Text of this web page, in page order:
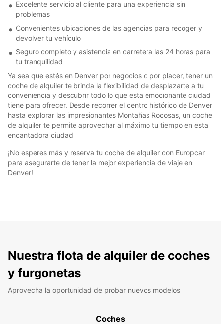
Excelente servicio al cliente para una experiencia sin
problemas
Convenientes ubicaciones de las agencias para recoger y
devolver tu vehículo
Seguro completo y asistencia en carretera las 24 horas para
tu tranquilidad
Ya sea que estés en Denver por negocios o por placer, tener un
coche de alquiler te brinda la flexibilidad de desplazarte a tu
conveniencia y descubrir todo lo que esta emocionante ciudad
tiene para ofrecer. Desde recorrer el centro histórico de Denver
hasta explorar las impresionantes Montañas Rocosas, un coche
de alquiler te permite aprovechar al máximo tu tiempo en esta
encantadora ciudad.
¡No esperes más y reserva tu coche de alquiler con Europcar
para asegurarte de tener la mejor experiencia de viaje en
Denver!
Nuestra flota de alquiler de coches
y furgonetas
Aprovecha la oportunidad de probar nuevos modelos
Coches